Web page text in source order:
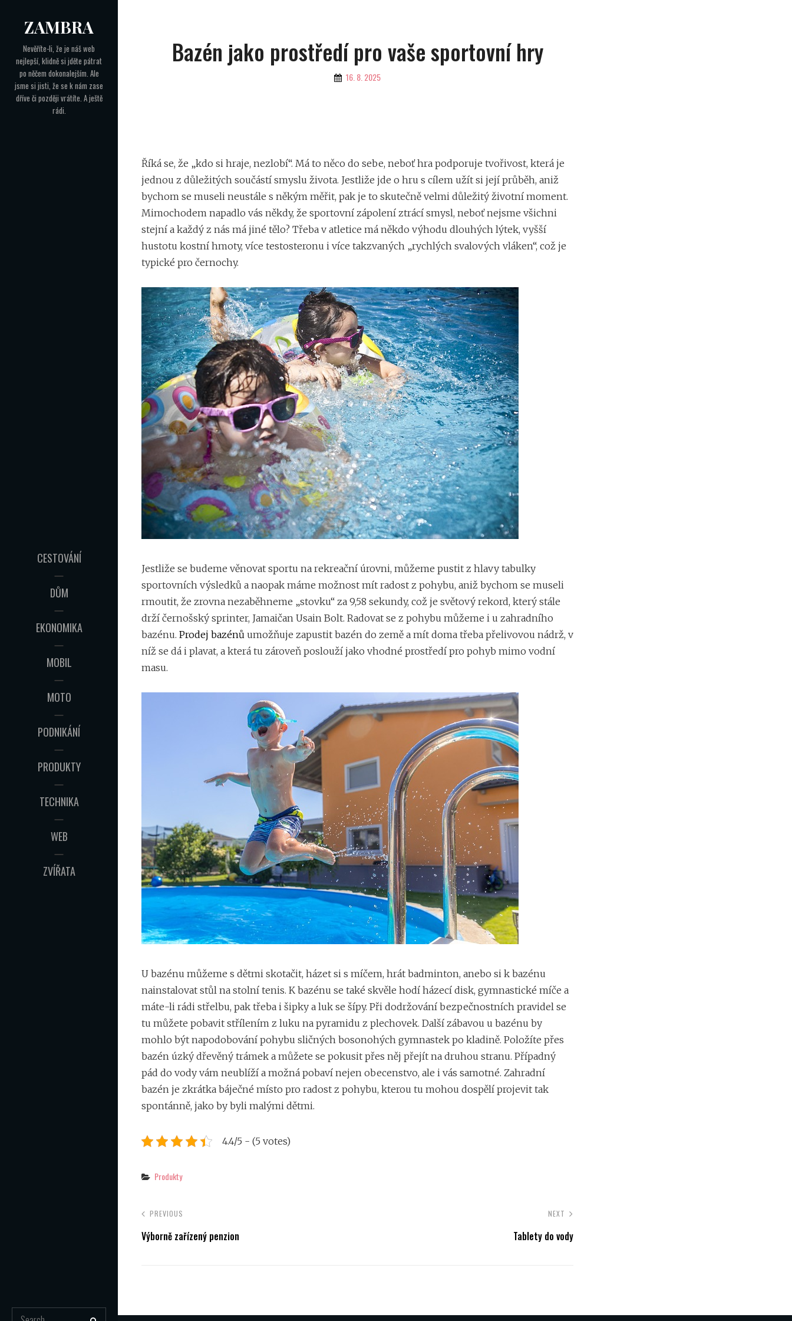
ZAMBRA
Nevěříte-li, že je náš web
nejlepší, klidně si jděte pátrat
po něčem dokonalejším. Ale
jsme si jisti, že se k nám zase
dříve či později vrátíte. A ještě
rádi.
CESTOVÁNÍ
DŮM
EKONOMIKA
MOBIL
MOTO
PODNIKÁNÍ
PRODUKTY
TECHNIKA
WEB
ZVÍŘATA
Search
Bazén jako prostředí pro vaše sportovní hry
By 16. 8. 2025
Říká se, že „kdo si hraje, nezlobí“. Má to něco do sebe, neboť hra podporuje tvořivost, která je
jednou z důležitých součástí smyslu života. Jestliže jde o hru s cílem užít si její průběh, aniž
bychom se museli neustále s někým měřit, pak je to skutečně velmi důležitý životní moment.
Mimochodem napadlo vás někdy, že sportovní zápolení ztrácí smysl, neboť nejsme všichni
stejní a každý z nás má jiné tělo? Třeba v atletice má někdo výhodu dlouhých lýtek, vyšší
hustotu kostní hmoty, více testosteronu i více takzvaných „rychlých svalových vláken“, což je
typické pro černochy.
Jestliže se budeme věnovat sportu na rekreační úrovni, můžeme pustit z hlavy tabulky
sportovních výsledků a naopak máme možnost mít radost z pohybu, aniž bychom se museli
rmoutit, že zrovna nezaběhneme „stovku“ za 9,58 sekundy, což je světový rekord, který stále
drží černošský sprinter, Jamaičan Usain Bolt. Radovat se z pohybu můžeme i u zahradního
bazénu. Prodej bazénů umožňuje zapustit bazén do země a mít doma třeba přelivovou nádrž, v
níž se dá i plavat, a která tu zároveň poslouží jako vhodné prostředí pro pohyb mimo vodní
masu.
U bazénu můžeme s dětmi skotačit, házet si s míčem, hrát badminton, anebo si k bazénu
nainstalovat stůl na stolní tenis. K bazénu se také skvěle hodí házecí disk, gymnastické míče a
máte-li rádi střelbu, pak třeba i šipky a luk se šípy. Při dodržování bezpečnostních pravidel se
tu můžete pobavit střílením z luku na pyramidu z plechovek. Další zábavou u bazénu by
mohlo být napodobování pohybu sličných bosonohých gymnastek po kladině. Položíte přes
bazén úzký dřevěný trámek a můžete se pokusit přes něj přejít na druhou stranu. Případný
pád do vody vám neublíží a možná pobaví nejen obecenstvo, ale i vás samotné. Zahradní
bazén je zkrátka báječné místo pro radost z pohybu, kterou tu mohou dospělí projevit tak
spontánně, jako by byli malými dětmi.
4.4/5 - (5 votes)
Categories
Produkty
Navigace
PREVIOUS
Výborně zařízený penzion
NEXT
Tablety do vody